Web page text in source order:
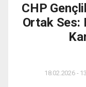
CHP
Ortak Ses:
18.02.2026 -